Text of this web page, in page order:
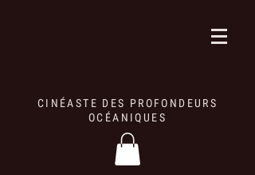
CINÉASTE DES PROFONDEURS
OCÉANIQUES